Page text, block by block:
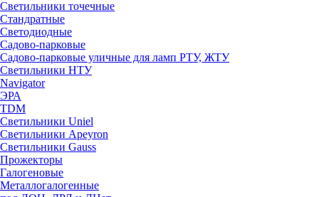
Светильники точечные
Стандратные
Светодиодные
Садово-парковые
Садово-парковые уличные для ламп РТУ, ЖТУ
Светильники НТУ
Navigator
ЭРА
TDM
Светильники Uniel
Светильники Apeyron
Светильники Gauss
Прожекторы
Галогеновые
Металлогалогенные